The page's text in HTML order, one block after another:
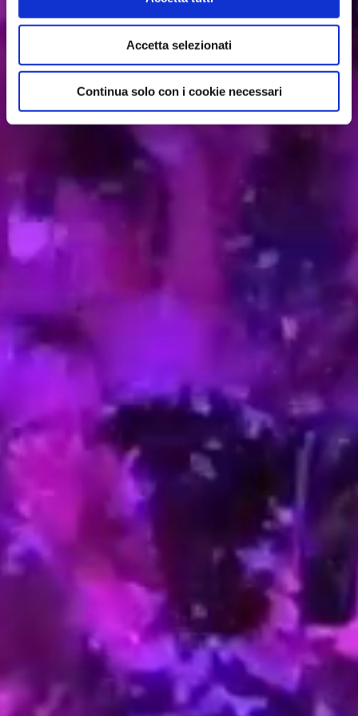
Accetta selezionati
Continua solo con i cookie necessari